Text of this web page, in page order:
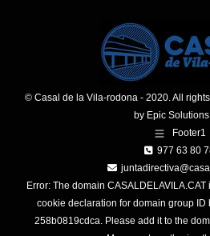
© Casal de la Vila-rodona - 2020. All
by Epic
Footer1
977 63 80
Error: The domain
cookie declaration for domain group
258b0819cdca. Please add it to the